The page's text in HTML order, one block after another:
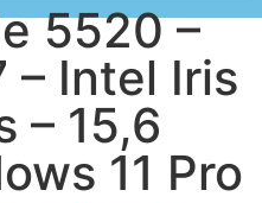
5520 –
– Intel Iris
– 15,6
11 Pro